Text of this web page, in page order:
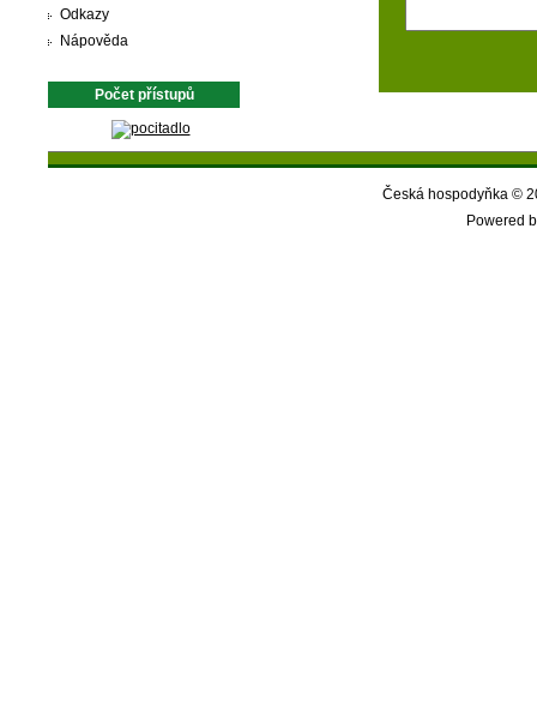
Odkazy
Nápověda
Počet přístupů
Česká hospodyňka ©
Powered